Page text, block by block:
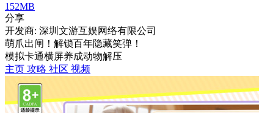
152MB
分享
开发商: 深圳文游互娱网络有限公司
萌爪出闸！解锁百年隐藏笑弹！​
模拟卡通横屏养成动物解压
主页 攻略 社区 视频